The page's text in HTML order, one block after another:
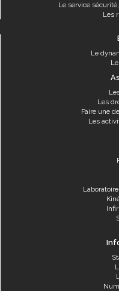
Le service
Les
Le
Les
Faire une
Les